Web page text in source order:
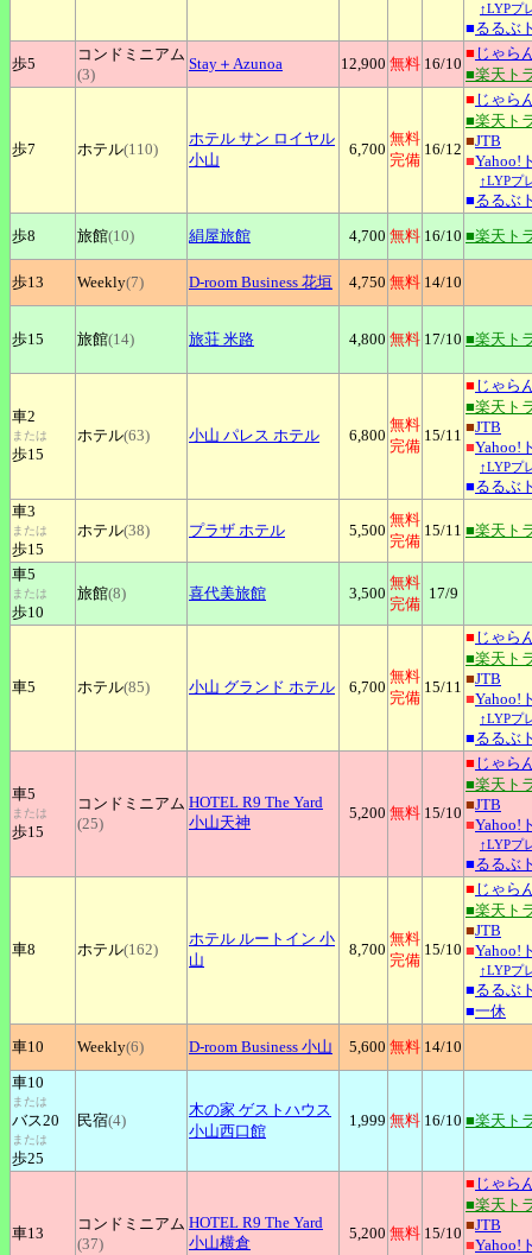
↑LYPプ
■るるぶ
歩5
コンドミニアム
(3)
Stay＋Azunoa 12,900 無料 16/10
■ じゃら
■楽天ト
歩7 ホテル(110)
ホテル サン ロイヤル
小山
6,700
無料
完備
16/12
■ じゃら
■楽天ト
■JTB
■Yahoo!
↑LYPプ
■るるぶ
歩8
旅館(10) 絹屋旅館 4,700 無料 16/10 ■楽天ト
歩13 Weekly(7) D-room Business 花垣 4,750 無料 14/10
歩15 旅館(14) 旅荘 米路 4,800 無料 17/10 ■楽天ト
車2
または
歩15
ホテル(63) 小山 パレス ホテル 6,800
無料
完備
15/11
■ じゃら
■楽天ト
■JTB
■Yahoo!
↑LYPプ
■るるぶ
車3
または
歩15
ホテル(38) プラザ ホテル 5,500
無料
完備
15/11 ■楽天ト
車5
または
歩10
旅館(8) 喜代美旅館 3,500
無料
完備
17/9
車5 ホテル(85) 小山 グランド ホテル 6,700
無料
完備
15/11
■ じゃら
■楽天ト
■JTB
■Yahoo!
↑LYPプ
■るるぶ
車5
または
歩15
コンドミニアム
(25)
HOTEL R9 The Yard
小山天神
5,200 無料 15/10
■ じゃら
■楽天ト
■JTB
■Yahoo!
↑LYPプ
■るるぶ
車8 ホテル(162)
ホテル ルートイン 小
山
8,700
無料
完備
15/10
■ じゃら
■楽天ト
■JTB
■Yahoo!
↑LYPプ
■るるぶ
■一休
車10
Weekly(6) D-room Business 小山 5,600 無料 14/10
車10
または
バス20
または
歩25
民宿(4)
木の家 ゲストハウス
小山西口館
1,999 無料 16/10 ■楽天ト
車13
コンドミニアム
(37)
HOTEL R9 The Yard
小山横倉
5,200 無料 15/10
■ じゃら
■楽天ト
■JTB
■Yahoo!